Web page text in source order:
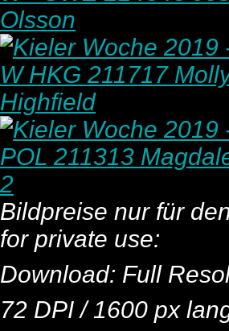
Bildpreise nur für
for private use:
Download: Full
72 DPI / 1600 px